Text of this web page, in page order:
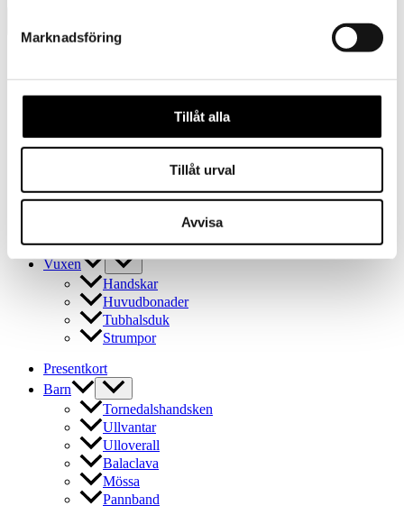
Marknadsföring
Tillåt alla
Tillåt urval
Avvisa
Barn
Tornedalshandsken
Ulloverall
Balaclava
Pannband
Outlet
Vuxen
Handskar
Huvudbonader
Tubhalsduk
Strumpor
Presentkort
Barn
Tornedalshandsken
Ullvantar
Ulloverall
Balaclava
Mössa
Pannband